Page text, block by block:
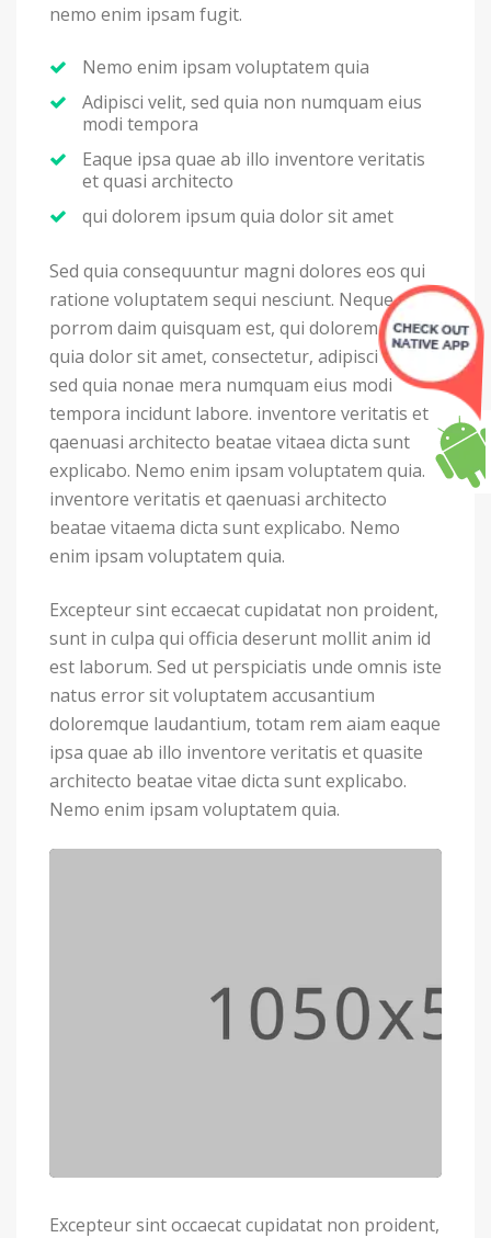
nemo enim ipsam fugit.
Nemo enim ipsam voluptatem quia
Adipisci velit, sed quia non numquam eius
modi tempora
Eaque ipsa quae ab illo inventore veritatis
et quasi architecto
qui dolorem ipsum quia dolor sit amet
Sed quia consequuntur magni dolores eos qui
ratione voluptatem sequi nesciunt. Neque
porrom daim quisquam est, qui dolorem ipsum
quia dolor sit amet, consectetur, adipisci velit,
sed quia nonae mera numquam eius modi
tempora incidunt labore. inventore veritatis et
qaenuasi architecto beatae vitaea dicta sunt
explicabo. Nemo enim ipsam voluptatem quia.
inventore veritatis et qaenuasi architecto
beatae vitaema dicta sunt explicabo. Nemo
enim ipsam voluptatem quia.
Excepteur sint eccaecat cupidatat non proident,
sunt in culpa qui officia deserunt mollit anim id
est laborum. Sed ut perspiciatis unde omnis iste
natus error sit voluptatem accusantium
doloremque laudantium, totam rem aiam eaque
ipsa quae ab illo inventore veritatis et quasite
architecto beatae vitae dicta sunt explicabo.
Nemo enim ipsam voluptatem quia.
Excepteur sint occaecat cupidatat non proident,